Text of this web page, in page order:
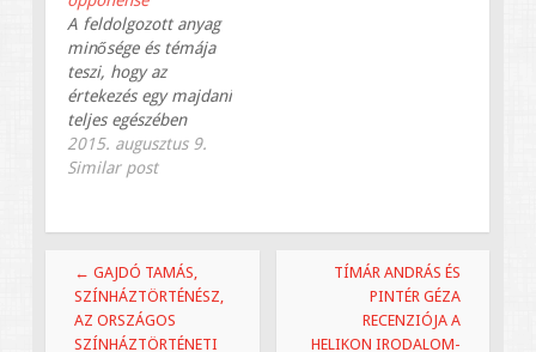
annak
hatástörténetéről
írott, közel 600
oldalas, képi
illusztrációkban is
gazdag
monográfiájával.
Tímár András és
kultúratudományi
szemle, az MTA
Irodalomtudományi
Kutatóintézetének
A feldolgozott anyag
minősége és témája
teszi, hogy az
értekezés egy majdani
teljes egészében
történő publikálást
követően alapvető
színháztudománynak
és ezen belül a
Grotowski-
kutatásnak.
2015. augusztus 9.
Similar post
← GAJDÓ TAMÁS,
SZÍNHÁZTÖRTÉNÉSZ,
AZ ORSZÁGOS
SZÍNHÁZTÖRTÉNETI
TÍMÁR ANDRÁS ÉS
PINTÉR GÉZA
RECENZIÓJA A
HELIKON IRODALOM-